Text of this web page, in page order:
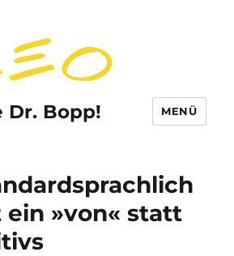
Dr. Bopp! MENÜ
ein »von« statt